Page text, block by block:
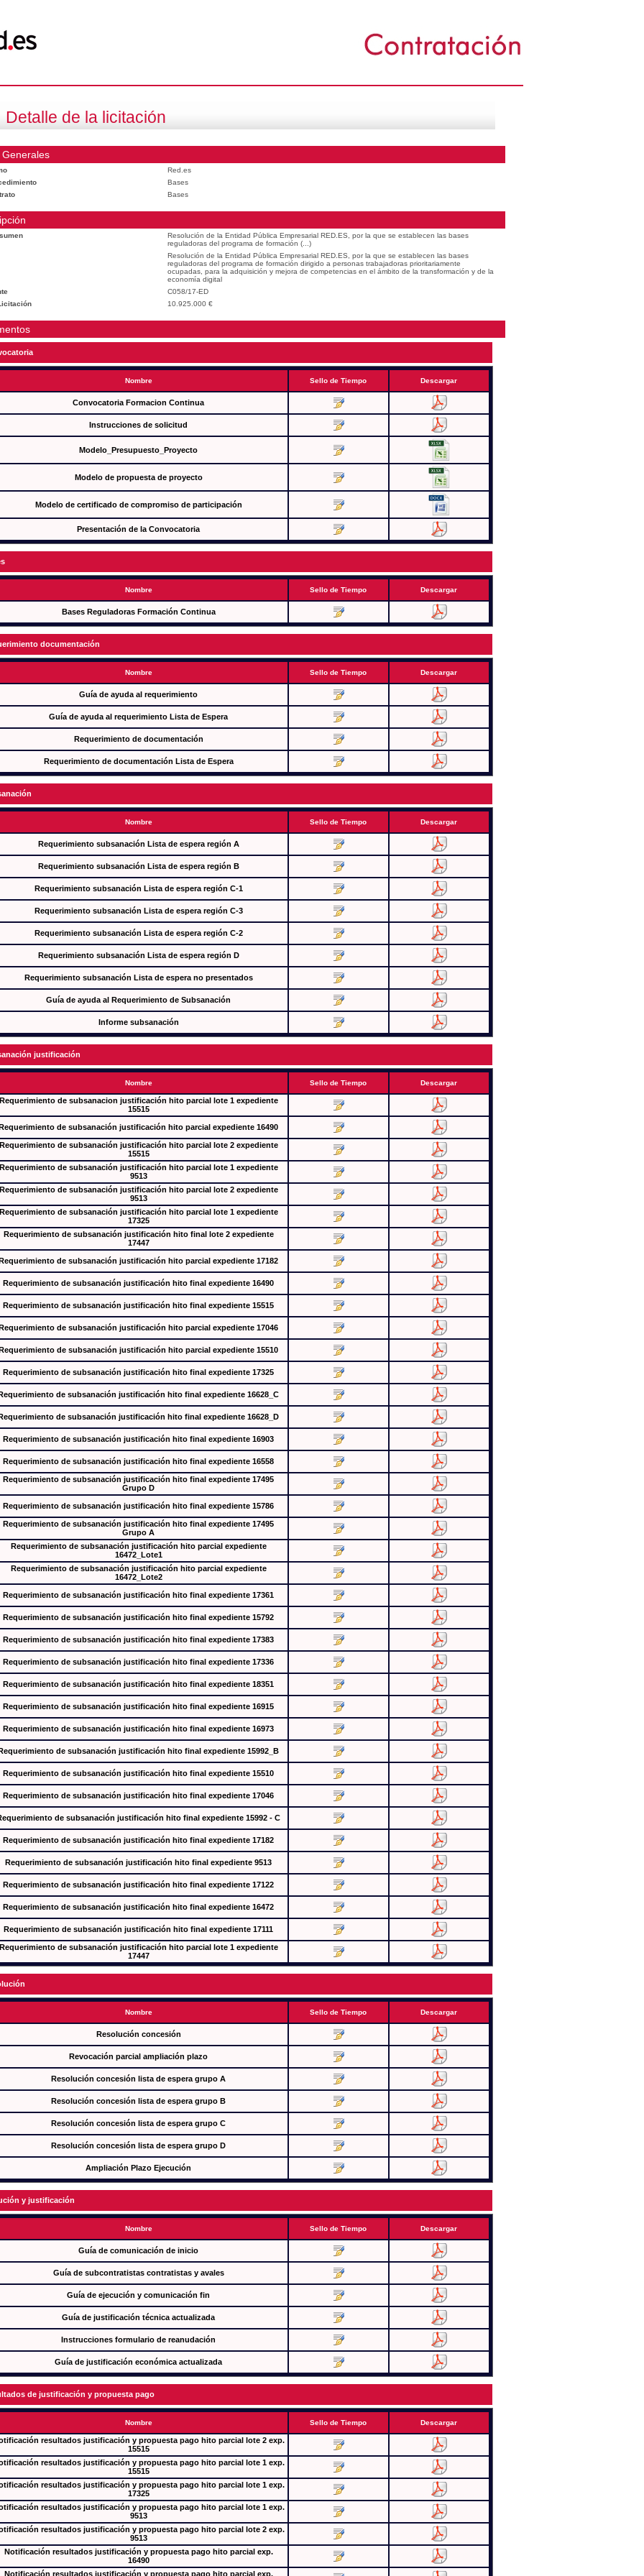
Detalle de la licitación
Red.es
Bases
Bases
Resolución de la Entidad Pública Empresarial RED.ES, por la que se establecen las bases
reguladoras del programa de formación (...)
Resolución de la Entidad Pública Empresarial RED.ES, por la que se establecen las bases
reguladoras del programa de formación dirigido a personas trabajadoras prioritariamente
ocupadas, para la adquisición y mejora de competencias en el ámbito de la transformación y de la
economía digital
C058/17-ED
10.925.000 €
Nombre Sello de Tiempo Descargar
Convocatoria Formacion Continua
Instrucciones de solicitud
Modelo_Presupuesto_Proyecto
Modelo de propuesta de proyecto
Modelo de certificado de compromiso de participación
Presentación de la Convocatoria
Nombre Sello de Tiempo Descargar
Bases Reguladoras Formación Continua
documentación
Nombre Sello de Tiempo Descargar
Guía de ayuda al requerimiento
Guía de ayuda al requerimiento Lista de Espera
Requerimiento de documentación
Requerimiento de documentación Lista de Espera
Nombre Sello de Tiempo Descargar
Requerimiento subsanación Lista de espera región A
Requerimiento subsanación Lista de espera región B
Requerimiento subsanación Lista de espera región C-1
Requerimiento subsanación Lista de espera región C-3
Requerimiento subsanación Lista de espera región C-2
Requerimiento subsanación Lista de espera región D
Requerimiento subsanación Lista de espera no presentados
Guía de ayuda al Requerimiento de Subsanación
Informe subsanación
justificación
Nombre Sello de Tiempo Descargar
de subsanacion justificación hito parcial lote 1 expediente
15515
de subsanación justificación hito parcial expediente 16490
de subsanación justificación hito parcial lote 2 expediente
15515
de subsanación justificación hito parcial lote 1 expediente
9513
de subsanación justificación hito parcial lote 2 expediente
9513
de subsanación justificación hito parcial lote 1 expediente
17325
Requerimiento de subsanación justificación hito final lote 2 expediente
17447
de subsanación justificación hito parcial expediente 17182
Requerimiento de subsanación justificación hito final expediente 16490
Requerimiento de subsanación justificación hito final expediente 15515
de subsanación justificación hito parcial expediente 17046
de subsanación justificación hito parcial expediente 15510
Requerimiento de subsanación justificación hito final expediente 17325
de subsanación justificación hito final expediente 16628_C
de subsanación justificación hito final expediente 16628_D
Requerimiento de subsanación justificación hito final expediente 16903
Requerimiento de subsanación justificación hito final expediente 16558
Requerimiento de subsanación justificación hito final expediente 17495
Grupo D
Requerimiento de subsanación justificación hito final expediente 15786
Requerimiento de subsanación justificación hito final expediente 17495
Grupo A
Requerimiento de subsanación justificación hito parcial expediente
16472_Lote1
Requerimiento de subsanación justificación hito parcial expediente
16472_Lote2
Requerimiento de subsanación justificación hito final expediente 17361
Requerimiento de subsanación justificación hito final expediente 15792
Requerimiento de subsanación justificación hito final expediente 17383
Requerimiento de subsanación justificación hito final expediente 17336
Requerimiento de subsanación justificación hito final expediente 18351
Requerimiento de subsanación justificación hito final expediente 16915
Requerimiento de subsanación justificación hito final expediente 16973
de subsanación justificación hito final expediente 15992_B
Requerimiento de subsanación justificación hito final expediente 15510
Requerimiento de subsanación justificación hito final expediente 17046
de subsanación justificación hito final expediente 15992 - C
Requerimiento de subsanación justificación hito final expediente 17182
Requerimiento de subsanación justificación hito final expediente 9513
Requerimiento de subsanación justificación hito final expediente 17122
Requerimiento de subsanación justificación hito final expediente 16472
Requerimiento de subsanación justificación hito final expediente 17111
de subsanación justificación hito parcial lote 1 expediente
17447
Nombre Sello de Tiempo Descargar
Resolución concesión
Revocación parcial ampliación plazo
Resolución concesión lista de espera grupo A
Resolución concesión lista de espera grupo B
Resolución concesión lista de espera grupo C
Resolución concesión lista de espera grupo D
Ampliación Plazo Ejecución
y justificación
Nombre Sello de Tiempo Descargar
Guía de comunicación de inicio
Guía de subcontratistas contratistas y avales
Guía de ejecución y comunicación fin
Guía de justificación técnica actualizada
Instrucciones formulario de reanudación
Guía de justificación económica actualizada
de justificación y propuesta pago
Nombre Sello de Tiempo Descargar
resultados justificación y propuesta pago hito parcial lote 2 exp.
15515
resultados justificación y propuesta pago hito parcial lote 1 exp.
15515
resultados justificación y propuesta pago hito parcial lote 1 exp.
17325
resultados justificación y propuesta pago hito parcial lote 1 exp.
9513
resultados justificación y propuesta pago hito parcial lote 2 exp.
9513
Notificación resultados justificación y propuesta pago hito parcial exp.
16490
Notificación resultados justificación y propuesta pago hito parcial exp.